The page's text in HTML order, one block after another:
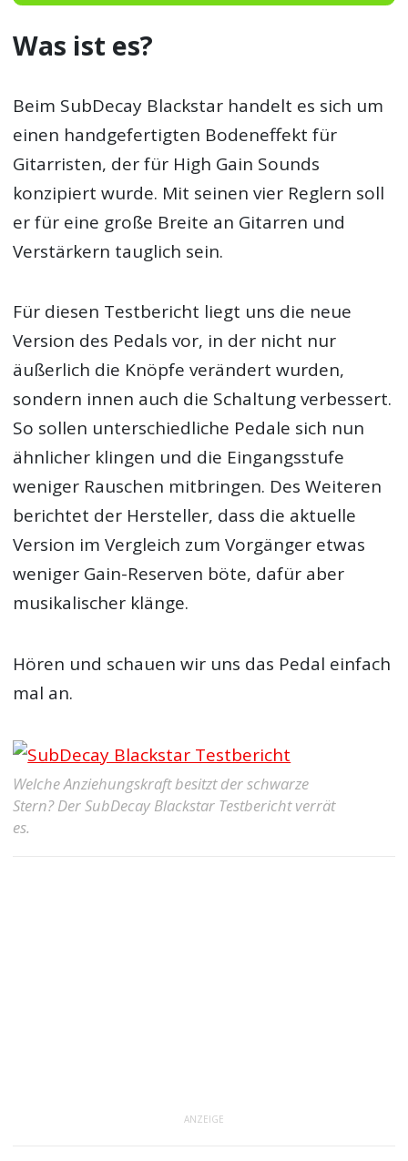
Was ist es?
Beim SubDecay Blackstar handelt es sich um
einen handgefertigten Bodeneffekt für
Gitarristen, der für High Gain Sounds
konzipiert wurde. Mit seinen vier Reglern soll
er für eine große Breite an Gitarren und
Verstärkern tauglich sein.
Für diesen Testbericht liegt uns die neue
Version des Pedals vor, in der nicht nur
äußerlich die Knöpfe verändert wurden,
sondern innen auch die Schaltung verbessert.
So sollen unterschiedliche Pedale sich nun
ähnlicher klingen und die Eingangsstufe
weniger Rauschen mitbringen. Des Weiteren
berichtet der Hersteller, dass die aktuelle
Version im Vergleich zum Vorgänger etwas
weniger Gain-Reserven böte, dafür aber
musikalischer klänge.
Hören und schauen wir uns das Pedal einfach
mal an.
Welche Anziehungskraft besitzt der schwarze
Stern? Der SubDecay Blackstar Testbericht verrät
es.
ANZEIGE